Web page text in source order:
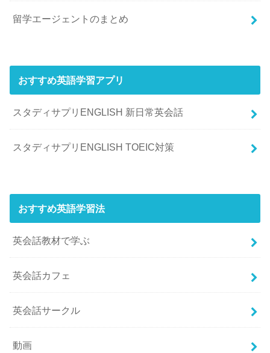
留学エージェントのまとめ
おすすめ英語学習アプリ
スタディサプリENGLISH 新日常英会話
スタディサプリENGLISH TOEIC対策
おすすめ英語学習法
英会話教材で学ぶ
英会話カフェ
英会話サークル
動画